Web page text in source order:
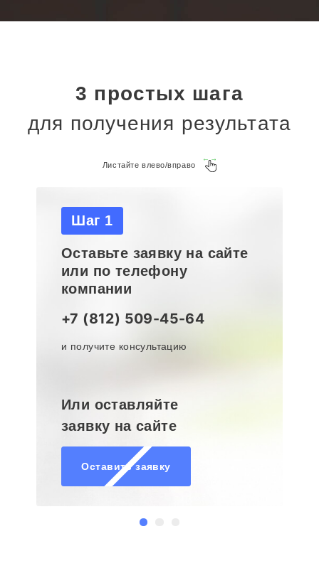
3 простых шага
для получения результата
Листайте влево/вправо
Шаг 1
Оставьте заявку на сайте
или по телефону
компании
+7 (812) 509-45-64
и получите консультацию
Или оставляйте
заявку на сайте
Оставить заявку